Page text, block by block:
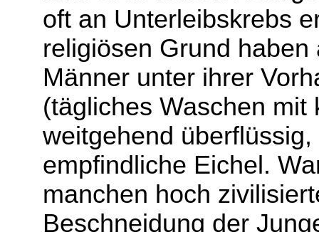
oft an Unterleibskrebs
religiösen Grund
Männer unter ihrer
(tägliches Waschen
weitgehend
empfindliche Eichel.
manchen hoch
Beschneidung der